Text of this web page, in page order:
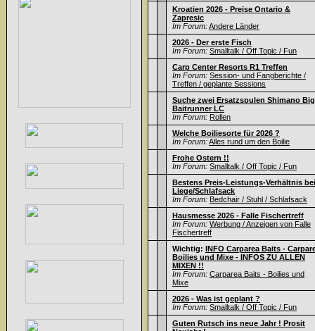
Kroatien 2026 - Preise Ontario &
Zapresic
Im Forum:Andere Länder
2026 - Der erste Fisch
Im Forum: Smalltalk / Off Topic / Fun
Carp Center Resorts R1 Treffen
Im Forum: Session- und Fangberichte /
Treffen / geplante Sessions
Suche zwei Ersatzspulen Shimano Big
Baitrunner LC
Im Forum: Rollen
Welche Boiliesorte für 2026 ?
Im Forum:Alles rund um den Boilie
Frohe Ostern !!
Im Forum: Smalltalk / Off Topic / Fun
Bestens Preis-Leistungs-Verhältnis bei
Liege/Schlafsack
Im Forum: Bedchair / Stuhl / Schlafsack
Hausmesse 2026 - Falle Fischertreff
Im Forum: Werbung / Anzeigen von Falle
Fischertreff
Wichtig: INFO Carparea Baits -
Boilies und Mixe - INFOS ZU ALLEN
MIXEN !!
Im Forum: Carparea Baits - Boilies und
Mixe
2026 - Was ist geplant ?
Im Forum: Smalltalk / Off Topic / Fun
Guten Rutsch ins neue Jahr ! Prosit